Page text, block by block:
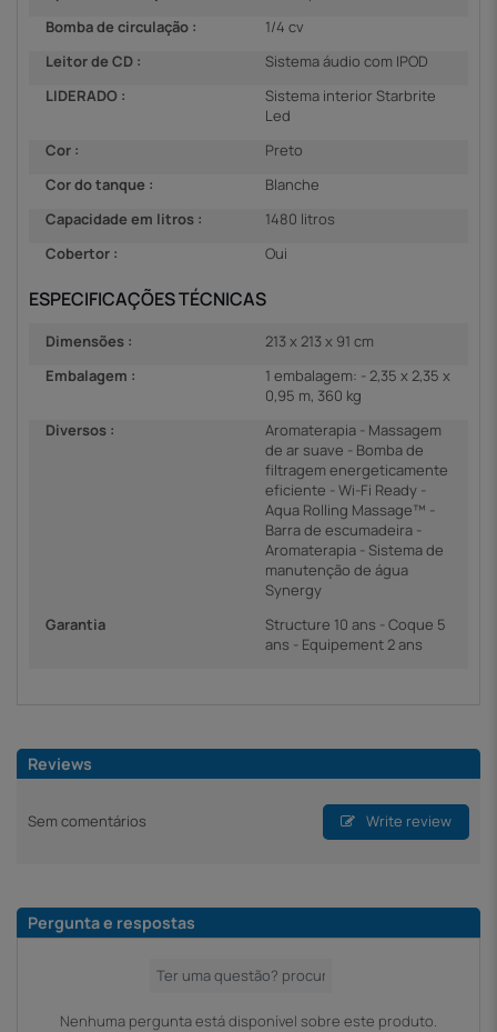
Bomba de circulação :
1/4 cv
Leitor de CD :
Sistema áudio com IPOD
LIDERADO :
Sistema interior Starbrite
Led
Cor :
Preto
Cor do tanque :
Blanche
Capacidade em litros :
1480 litros
Cobertor :
Oui
ESPECIFICAÇÕES TÉCNICAS
Dimensões :
213 x 213 x 91 cm
Embalagem :
1 embalagem: - 2,35 x 2,35 x
0,95 m, 360 kg
Diversos :
Aromaterapia - Massagem
de ar suave - Bomba de
filtragem energeticamente
eficiente - Wi-Fi Ready -
Aqua Rolling Massage™ -
Barra de escumadeira -
Aromaterapia - Sistema de
manutenção de água
Synergy
Garantia
Structure 10 ans - Coque 5
ans - Equipement 2 ans
Reviews
Sem comentários Write review
Pergunta e respostas
Nenhuma pergunta está disponível sobre este produto.